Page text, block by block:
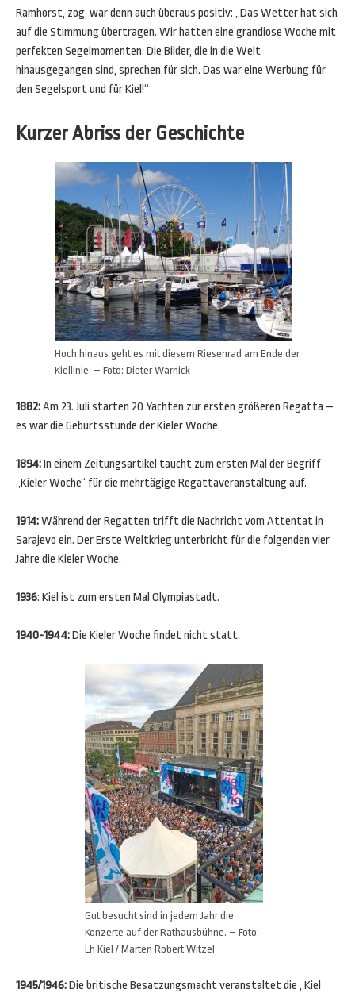
Ramhorst, zog, war denn auch überaus positiv: „Das Wetter hat sich
auf die Stimmung übertragen. Wir hatten eine grandiose Woche mit
perfekten Segelmomenten. Die Bilder, die in die Welt
hinausgegangen sind, sprechen für sich. Das war eine Werbung für
den Segelsport und für Kiel!“
Kurzer Abriss der Geschichte
Hoch hinaus geht es mit diesem Riesenrad am Ende der
Kiellinie. – Foto: Dieter Warnick
1882:Am 23. Juli starten 20 Yachten zur ersten größeren Regatta –
es war die Geburtsstunde der Kieler Woche.
1894:In einem Zeitungsartikel taucht zum ersten Mal der Begriff
„Kieler Woche“ für die mehrtägige Regattaveranstaltung auf.
1914:Während der Regatten trifft die Nachricht vom Attentat in
Sarajevo ein. Der Erste Weltkrieg unterbricht für die folgenden vier
Jahre die Kieler Woche.
1936: Kiel ist zum ersten Mal Olympiastadt.
1940-1944:Die Kieler Woche findet nicht statt.
Gut besucht sind in jedem Jahr die
Konzerte auf der Rathausbühne. – Foto:
Lh Kiel / Marten Robert Witzel
1945/1946:Die britische Besatzungsmacht veranstaltet die „Kiel